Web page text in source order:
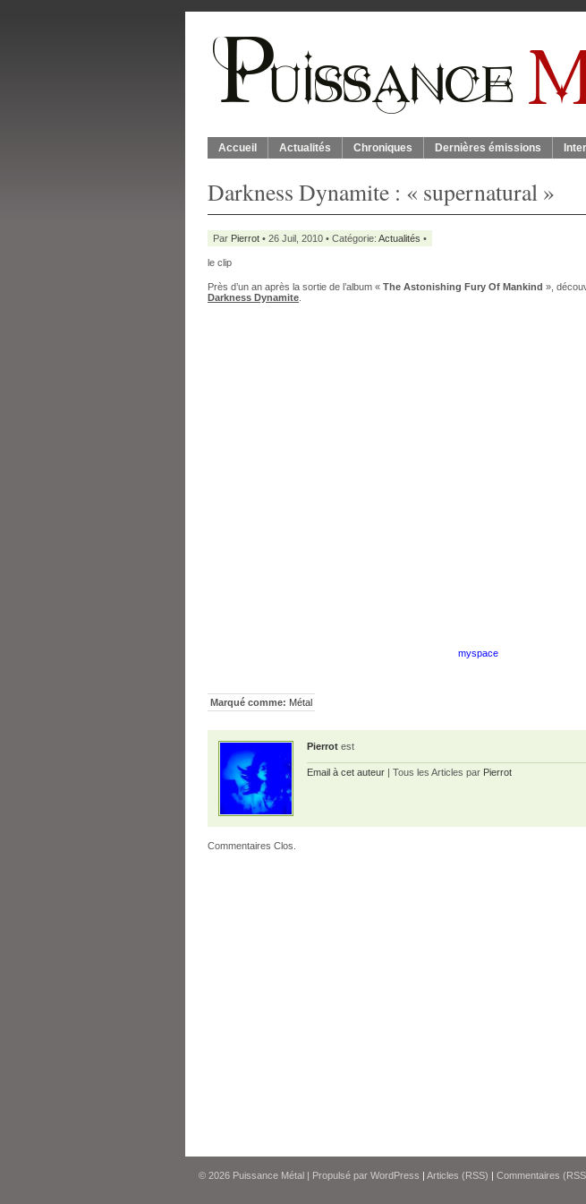
Accueil Actualités Chroniques Dernières émissions
Darkness Dynamite : « supernatural »
Par Pierrot • 26 Juil, 2010 • Catégorie: Actualités •
le clip
Près d’un an après la sortie de l’album « The Astonishing Fury Of Mankind »,
Darkness Dynamite
myspace
Marqué comme: Métal
Pierrot est
Email à cet auteur | Tous les Articles par Pierrot
Commentaires Clos.
© 2026 Puissance Métal | Propulsé par WordPress | Articles (RSS) | Commentaires